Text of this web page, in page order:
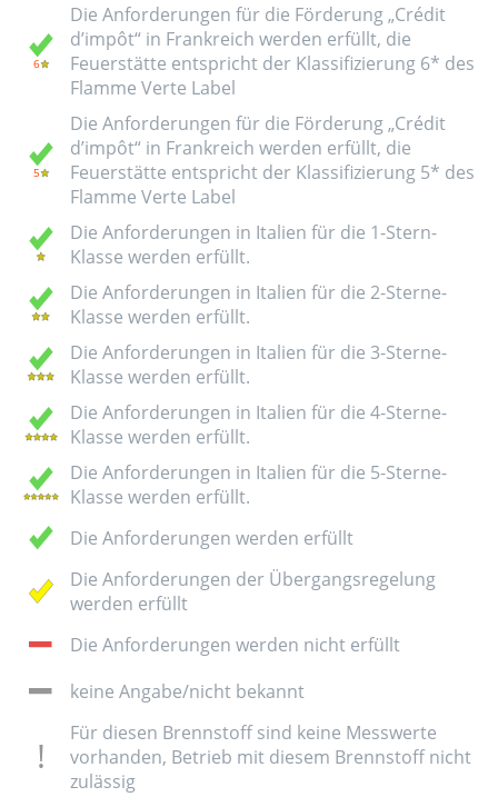
Die Anforderungen für die Förderung „Crédit
d’impôt“ in Frankreich werden erfüllt, die
Feuerstätte entspricht der Klassifizierung 6* des
Flamme Verte Label
Die Anforderungen für die Förderung „Crédit
d’impôt“ in Frankreich werden erfüllt, die
Feuerstätte entspricht der Klassifizierung 5* des
Flamme Verte Label
Die Anforderungen in Italien für die 1-Stern-
Klasse werden erfüllt.
Die Anforderungen in Italien für die 2-Sterne-
Klasse werden erfüllt.
Die Anforderungen in Italien für die 3-Sterne-
Klasse werden erfüllt.
Die Anforderungen in Italien für die 4-Sterne-
Klasse werden erfüllt.
Die Anforderungen in Italien für die 5-Sterne-
Klasse werden erfüllt.
Die Anforderungen werden erfüllt
Die Anforderungen der Übergangsregelung
werden erfüllt
Die Anforderungen werden nicht erfüllt
keine Angabe/nicht bekannt
Für diesen Brennstoff sind keine Messwerte
vorhanden, Betrieb mit diesem Brennstoff nicht
zulässig